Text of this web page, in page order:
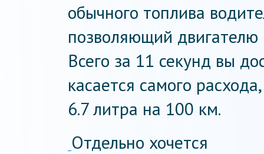
обычного топлива
позволяющий
Всего за 11 секунд вы
касается самого
6.7 литра на 100 км.
Отдельно хочется